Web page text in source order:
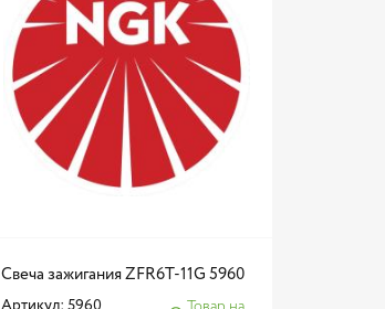
Свеча зажигания ZFR6T-11G 5960
Артикул: 5960